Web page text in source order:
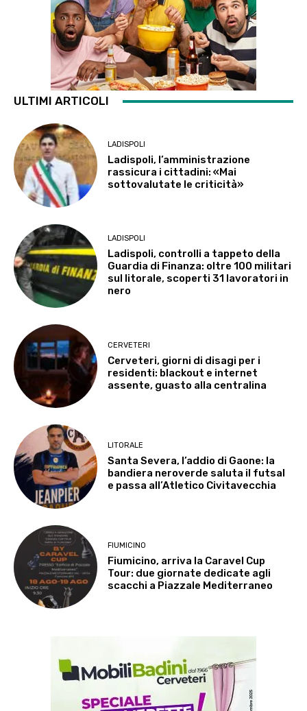
ULTIMI ARTICOLI
LADISPOLI
Ladispoli, l’amministrazione
rassicura i cittadini: «Mai
sottovalutate le criticità»
LADISPOLI
Ladispoli, controlli a tappeto della
Guardia di Finanza: oltre 100 militari
sul litorale, scoperti 31 lavoratori in
nero
CERVETERI
Cerveteri, giorni di disagi per i
residenti: blackout e internet
assente, guasto alla centralina
LITORALE
Santa Severa, l’addio di Gaone: la
bandiera neroverde saluta il futsal
e passa all’Atletico Civitavecchia
FIUMICINO
Fiumicino, arriva la Caravel Cup
Tour: due giornate dedicate agli
scacchi a Piazzale Mediterraneo